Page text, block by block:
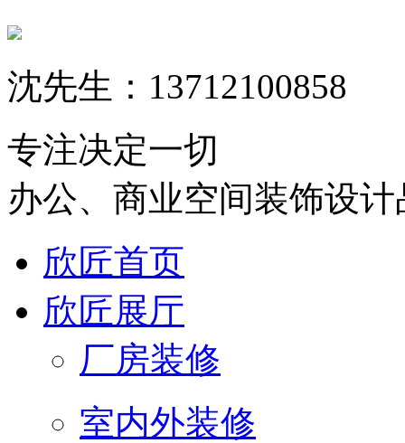
沈先生：13712100858
专注决定一切
办公、商业空间装饰设计
欣匠首页
欣匠展厅
厂房装修
室内外装修